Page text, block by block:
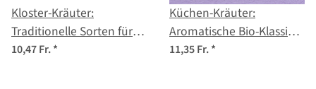
Kloster-Kräuter:
Traditionelle Sorten für
Küche, Tee &
10,47 Fr.*
Küchen-Kräuter:
Aromatische Bio-Klassiker
für kreative Gerichte –
11,35 Fr.*